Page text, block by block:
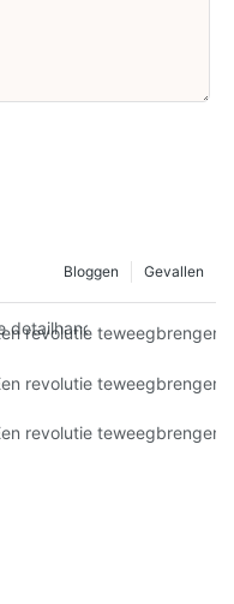
Gevallen
Bloggen
detailhandel: de opkomst
revolutie teweegbrengen
prijskaartjes: inzicht in
revolutie teweegbrengen
schaplabels
revolutie teweegbrengen